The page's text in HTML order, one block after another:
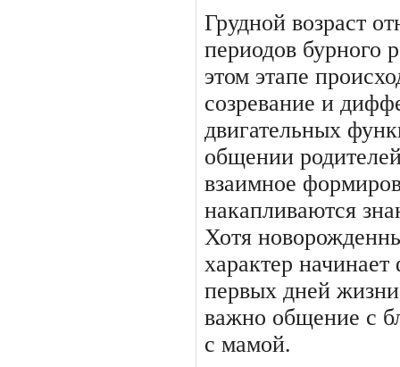
Грудной возраст
периодов бурного
этом этапе
созревание и
двигательных
общении
вза­имное
накапливаются
Хотя
характер
первых дней
важ­но общение с
с мамой.